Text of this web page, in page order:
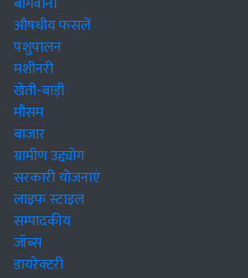
औषधीय फसलें
पशुपालन
मशीनरी
खेती-बाड़ी
मौसम
बाजार
ग्रामीण उद्द्योग
सरकारी योजनाएं
लाइफ स्टाइल
सम्पादकीय
जॉब्स
डायरेक्टरी